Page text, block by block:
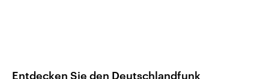
Entdecken Sie den Deutschlandfunk